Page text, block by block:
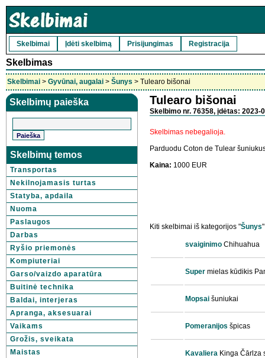
Skelbimai Įdėti skelbimą Prisijungimas Registracija
Skelbimas
Skelbimai > Gyvūnai, augalai > Šunys > Tulearo bišonai
Skelbimų paieška
Skelbimų temos
Transportas
Nekilnojamasis turtas
Statyba, apdaila
Nuoma
Paslaugos
Darbas
Ryšio priemonės
Kompiuteriai
Garso/vaizdo aparatūra
Buitinė technika
Baldai, interjeras
Apranga, aksesuarai
Vaikams
Grožis, sveikata
Maistas
Tulearo bišonai
Skelbimo nr. 76358, įdėtas: 2023-
Skelbimas nebegalioja.
Parduodu Coton de Tulear
Kaina: 1000 EUR
Kiti skelbimai iš kategorijos "Šunys"
svaiginimo Chihuahua
Super mielas kūdikis
Mopsai šuniukai
Pomeranijos špicas
Kavaliera Kinga Čārlza